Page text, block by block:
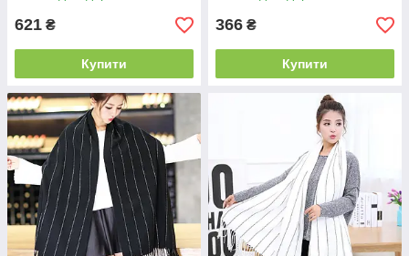
621 ₴
Купити
366 ₴
Купити